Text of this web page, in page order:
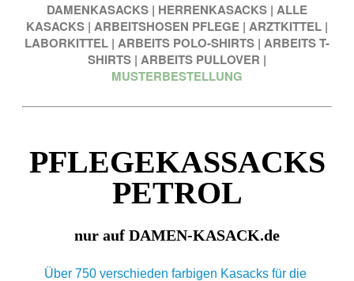
DAMENKASACKS | HERRENKASACKS | ALLE
KASACKS | ARBEITSHOSEN PFLEGE | ARZTKITTEL |
LABORKITTEL | ARBEITS POLO-SHIRTS | ARBEITS T-
SHIRTS | ARBEITS PULLOVER |
MUSTERBESTELLUNG
PFLEGEKASSACKS
PETROL
nur auf DAMEN-KASACK.de
Über 750 verschieden farbigen Kasacks für die